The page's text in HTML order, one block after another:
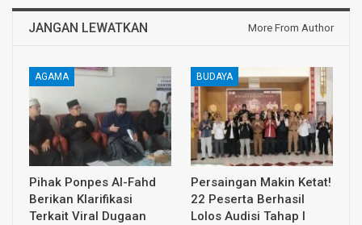
JANGAN LEWATKAN More From Author
AGAMA
Pihak Ponpes Al-Fahd
Berikan Klarifikasi
Terkait Viral Dugaan
BUDAYA
Persaingan Makin Ketat!
22 Peserta Berhasil
Lolos Audisi Tahap I